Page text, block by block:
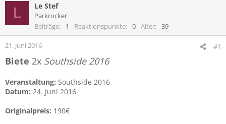
e
r
l
t
a
m
L Le Stef
Parkrocker
Beiträge
1 Reaktionspunkte 0 Alter 39
21. Juni 2016 #1
Biete 2x Southside 2016
Veranstaltung: Southside 2016
Datum: 24. Juni 2016
Originalpreis: 190€